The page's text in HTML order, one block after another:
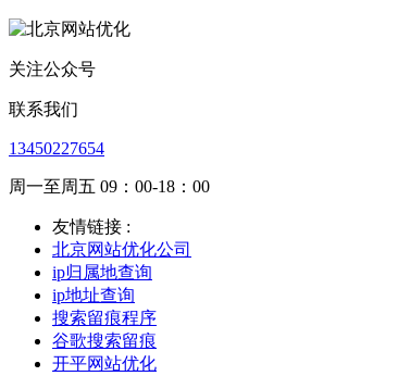
关注公众号
联系我们
13450227654
周一至周五 09：00-18：00
友情链接 :
北京网站优化公司
ip归属地查询
ip地址查询
搜索留痕程序
谷歌搜索留痕
开平网站优化